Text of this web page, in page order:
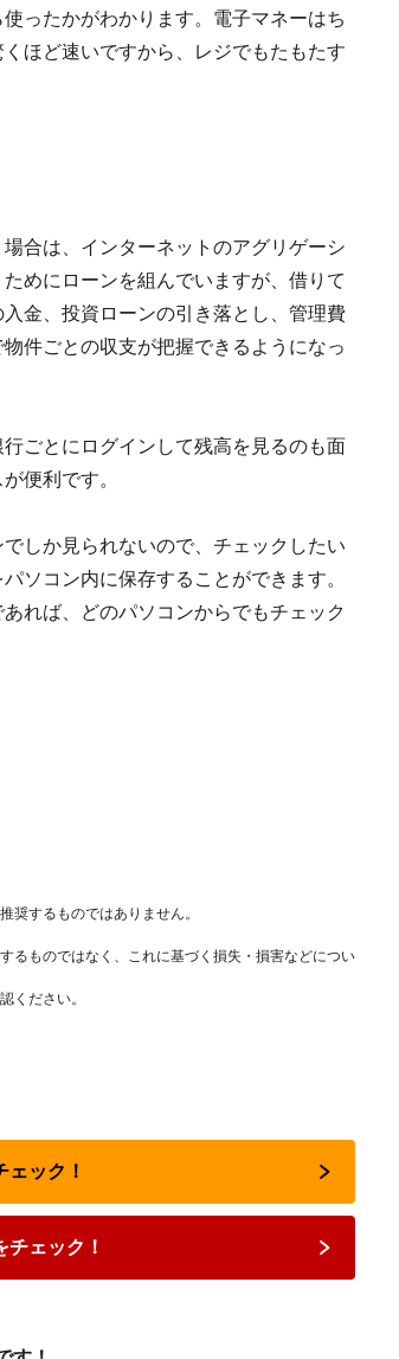
ったかがわかります。電子マネーはち
ほど速いですから、レジでもたもたす
合は、インターネットのアグリゲーシ
めにローンを組んでいますが、借りて
金、投資ローンの引き落とし、管理費
件ごとの収支が把握できるようになっ
ごとにログインして残高を見るのも面
便利です。
しか見られないので、チェックしたい
ソコン内に保存することができます。
れば、どのパソコンからでもチェック
奨するものではありません。
るものではなく、これに基づく損失・損害などについ
ください。
ック！
ェック！